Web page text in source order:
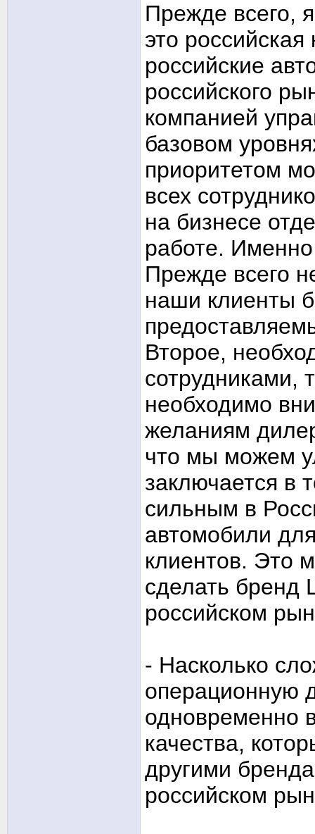
Прежде всего,
это
российские
российского
компанией
базовом
приоритетом
всех
на бизнесе
работе.
Прежде всего
наши клиенты
Второе,
сотрудниками,
необходимо
желаниям
что мы можем
заключается в
сильным в
автомобили
клиентов. Это
сделать бренд
российском
- Насколько
операционную
одновременно
качества,
другими
российском